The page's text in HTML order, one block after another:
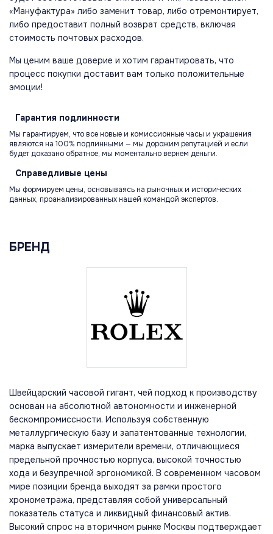
«Мануфактура» либо заменит товар, либо отремонтирует,
либо предоставит полный возврат средств, включая
стоимость почтовых расходов.
Мы ценим ваше доверие и хотим гарантировать, что
процесс покупки доставит вам только положительные
эмоции!
Гарантия подлинности
Мы гарантируем, что все новые и комиссионные часы и украшения
являются на 100% подлинными — мы дорожим репутацией и если
будет доказано обратное, мы моментально вернем деньги.
Справедливые цены
Мы формируем цены, основываясь на рыночных и исторических
данных, проанализированных нашей командой экспертов.
БРЕНД
Швейцарский часовой гигант, чей подход к производству
основан на абсолютной автономности и инженерной
бескомпромиссности. Используя собственную
металлургическую базу и запатентованные технологии,
марка выпускает измерители времени, отличающиеся
предельной прочностью корпуса, высокой точностью
хода и безупречной эргономикой. В современном часовом
мире позиции бренда выходят за рамки простого
хронометража, представляя собой универсальный
показатель статуса и ликвидный финансовый актив.
Высокий спрос на вторичном рынке Москвы подтверждает